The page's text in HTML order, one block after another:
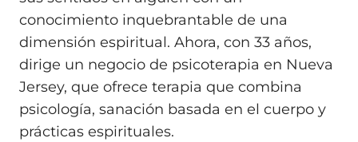
conocimiento inquebrantable de una
dimensión espiritual. Ahora, con 33 años,
dirige un negocio de psicoterapia en Nueva
Jersey, que ofrece terapia que combina
psicología, sanación basada en el cuerpo y
prácticas espirituales.